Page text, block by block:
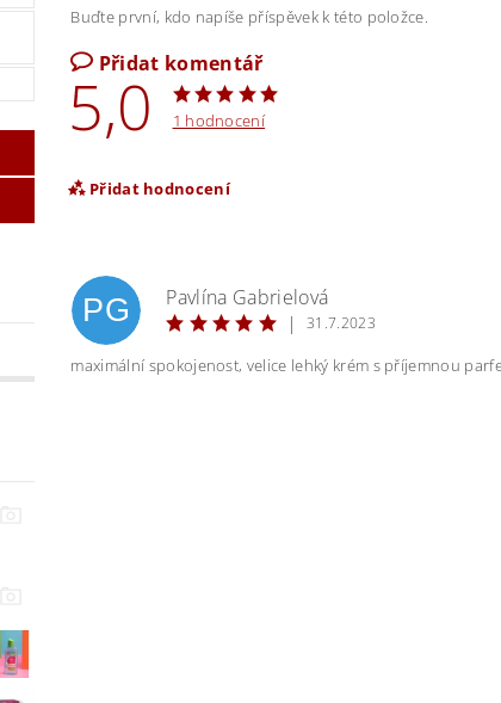
Buďte první, kdo napíše příspěvek k této položce.
Přidat komentář
5,0 1 hodnocení
Přidat hodnocení
PG
Pavlína Gabrielová
|
31.7.2023
maximální spokojenost, velice lehký krém s příjemnou